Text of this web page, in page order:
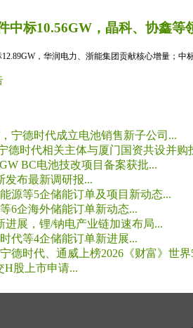
中标10.56GW，晶科、协鑫等
，华润电力、浙能集团贡献核心增量；
宁德时代成立电池销售新子公司...
德时代相关主体与厦门国资共设并购
BC电池技改项目备案获批...
发布最新调研报...
源等5企储能订单及项目新动态...
6企海外储能订单新动态...
进展，锂/钠电产业链加速布局...
代等4企储能订单新进展...
德时代、通威上榜2026《财富》世界
H股上市申请...